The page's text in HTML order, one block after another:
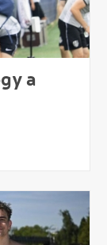
a